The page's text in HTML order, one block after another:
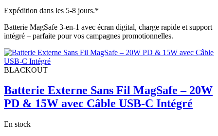
Expédition dans les 5-8 jours.*
Batterie MagSafe 3-en-1 avec écran digital, charge rapide et support
intégré – parfaite pour vos campagnes promotionnelles.
BLACKOUT
Batterie Externe Sans Fil MagSafe – 20W
PD & 15W avec Câble USB-C Intégré
En stock